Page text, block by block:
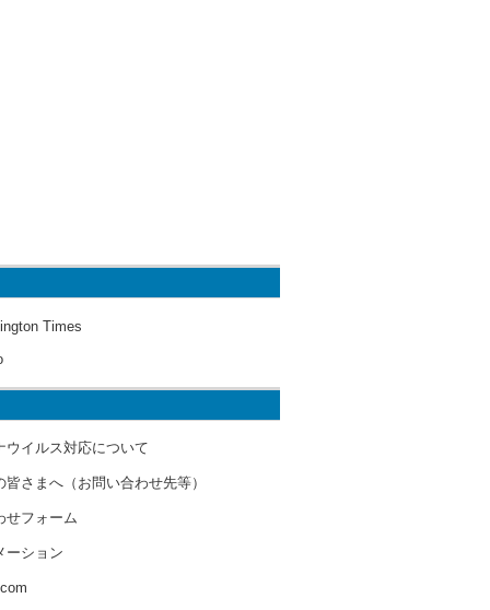
Times
ウイルス対応について
皆さまへ（お問い合わせ先等）
せフォーム
ーション